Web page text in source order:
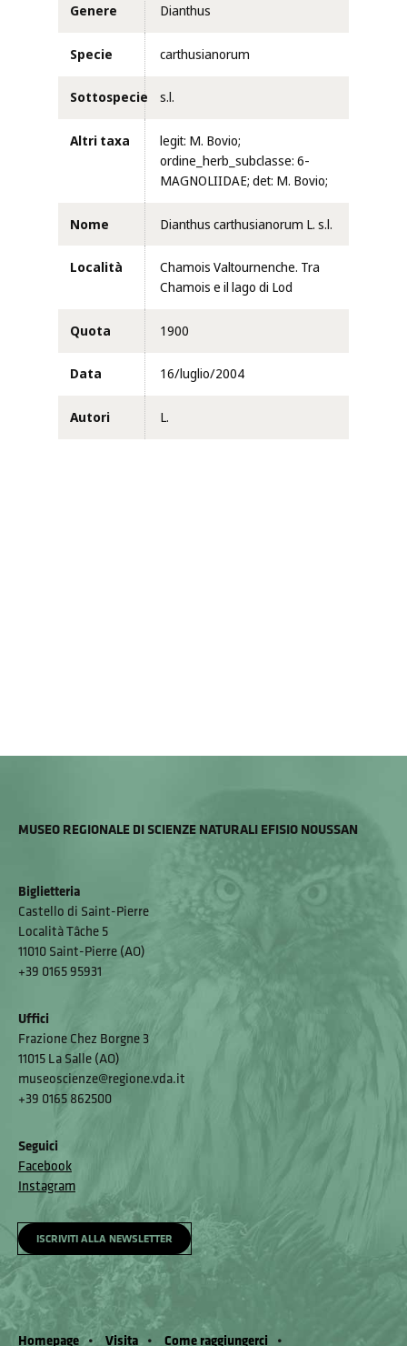
Genere Dianthus
Specie carthusianorum
Sottospecie s.l.
Altri taxa
legit: M. Bovio;
ordine_herb_subclasse: 6-
MAGNOLIIDAE; det: M. Bovio;
Nome Dianthus carthusianorum L. s.l.
Località
Chamois Valtournenche. Tra
Chamois e il lago di Lod
Quota 1900
Data 16/luglio/2004
Autori L.
MUSEO REGIONALE DI SCIENZE NATURALI EFISIO NOUSSAN
Biglietteria
Castello di Saint-Pierre
Località Tâche 5
11010 Saint-Pierre (AO)
+39 0165 95931
Uffici
Frazione Chez Borgne 3
11015 La Salle (AO)
museoscienze@regione.vda.it
+39 0165 862500
Seguici
Facebook
Instagram
ISCRIVITI ALLA NEWSLETTER
Homepage Visita Come raggiungerci